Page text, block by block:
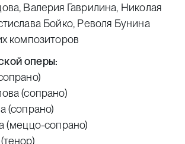
Валерия Гаврилина, Николая
Бойко, Револя Бунина
композиторов
оперы:
(сопрано)
(сопрано)
(меццо-сопрано)